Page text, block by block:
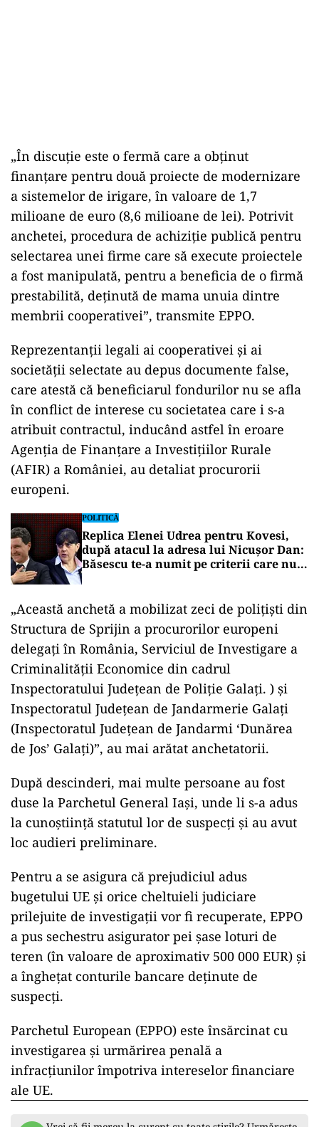
„În discuție este o fermă care a obținut
finanțare pentru două proiecte de modernizare
a sistemelor de irigare, în valoare de 1,7
milioane de euro (8,6 milioane de lei). Potrivit
anchetei, procedura de achiziție publică pentru
selectarea unei firme care să execute proiectele
a fost manipulată, pentru a beneficia de o firmă
prestabilită, deținută de mama unuia dintre
membrii cooperativei”, transmite EPPO.
Reprezentanții legali ai cooperativei și ai
societății selectate au depus documente false,
care atestă că beneficiarul fondurilor nu se afla
în conflict de interese cu societatea care i s-a
atribuit contractul, inducând astfel în eroare
Agenția de Finanțare a Investițiilor Rurale
(AFIR) a României, au detaliat procurorii
europeni.
POLITICĂ
Replica Elenei Udrea pentru Kovesi,
după atacul la adresa lui Nicușor Dan:
Băsescu te-a numit pe criterii care nu
„Această anchetă a mobilizat zeci de polițiști din
Structura de Sprijin a procurorilor europeni
delegați în România, Serviciul de Investigare a
Criminalității Economice din cadrul
Inspectoratului Județean de Poliție Galați. ) și
Inspectoratul Județean de Jandarmerie Galați
(Inspectoratul Județean de Jandarmi ‘Dunărea
de Jos’ Galați)”, au mai arătat anchetatorii.
După descinderi, mai multe persoane au fost
duse la Parchetul General Iași, unde li s-a adus
la cunoștiință statutul lor de suspecți și au avut
loc audieri preliminare.
Pentru a se asigura că prejudiciul adus
bugetului UE și orice cheltuieli judiciare
prilejuite de investigații vor fi recuperate, EPPO
a pus sechestru asigurator pei șase loturi de
teren (în valoare de aproximativ 500 000 EUR) și
a înghețat conturile bancare deținute de
suspecți.
Parchetul European (EPPO) este însărcinat cu
investigarea și urmărirea penală a
infracțiunilor împotriva intereselor financiare
ale UE.